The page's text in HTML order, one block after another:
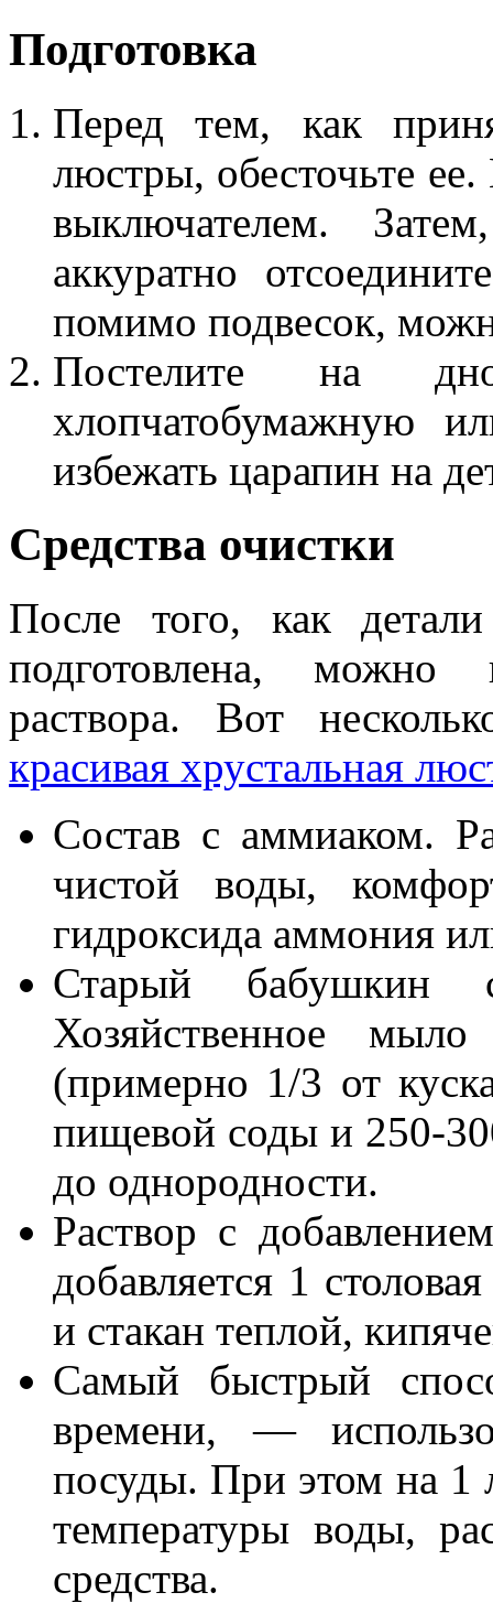
Подготовка
Перед тем, как
люстры, обесточьте
выключателем.
аккуратно
помимо подвесок,
Постелите на
хлопчатобумажную
избежать царапин на
Средства очистки
После того, как
подготовлена, можно
раствора. Вот
красивая хрустальная
Состав с аммиаком.
чистой воды,
гидроксида аммония
Старый
Хозяйственное
(примерно 1/3 от
пищевой соды и 250-
до однородности.
Раствор с
добавляется 1
и стакан теплой,
Самый быстрый
времени, —
посуды. При этом на 1
температуры воды,
средства.